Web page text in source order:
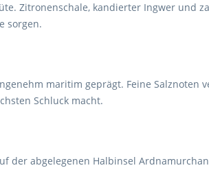
Zitronenschale, kandierter Ingwer und
sorgen.
maritim geprägt. Feine
Schluck macht.
der abgelegenen Halbinsel